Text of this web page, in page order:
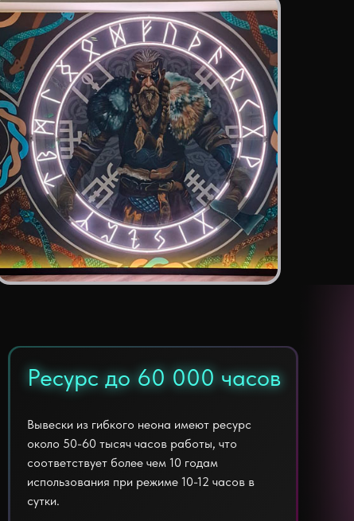
Вывески из гибкого неона имеют ресурс
около 50-60 тысяч часов работы, что
соответствует более чем 10 годам
использования при режиме 10-12 часов в
сутки.
Ресурс до 60 000 часов
Ресурс до 60 000 часов